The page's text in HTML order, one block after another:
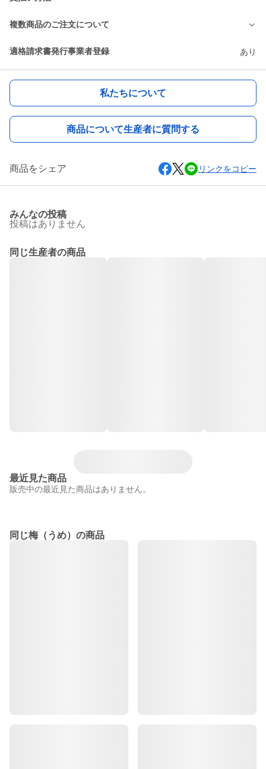
複数商品のご注文について
適格請求書発行事業者登録 あり
私たちについて
商品について生産者に質問する
商品をシェア リンクをコピー
みんなの投稿
投稿はありません
同じ生産者の商品
最近見た商品
販売中の最近見た商品はありません。
同じ梅（うめ）の商品